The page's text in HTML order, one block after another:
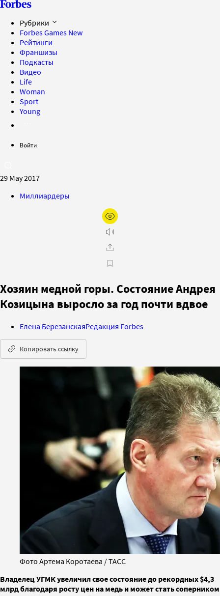
Рубрики
Forbes Games New
Рейтинги
Франшизы
Подкасты
Видео
Life
Woman
Sport
Young
Войти
29 May 2017
Миллиардеры
Хозяин медной горы. Состояние Андрея
Козицына выросло за год почти вдвое
Елена БерезанскаяРедакция Forbes
Копировать ссылку
Фото Артема Коротаева / ТАСС
Владелец УГМК увеличил свое состояние до рекордных $4,3
млрд благодаря росту цен на медь и может стать соперником